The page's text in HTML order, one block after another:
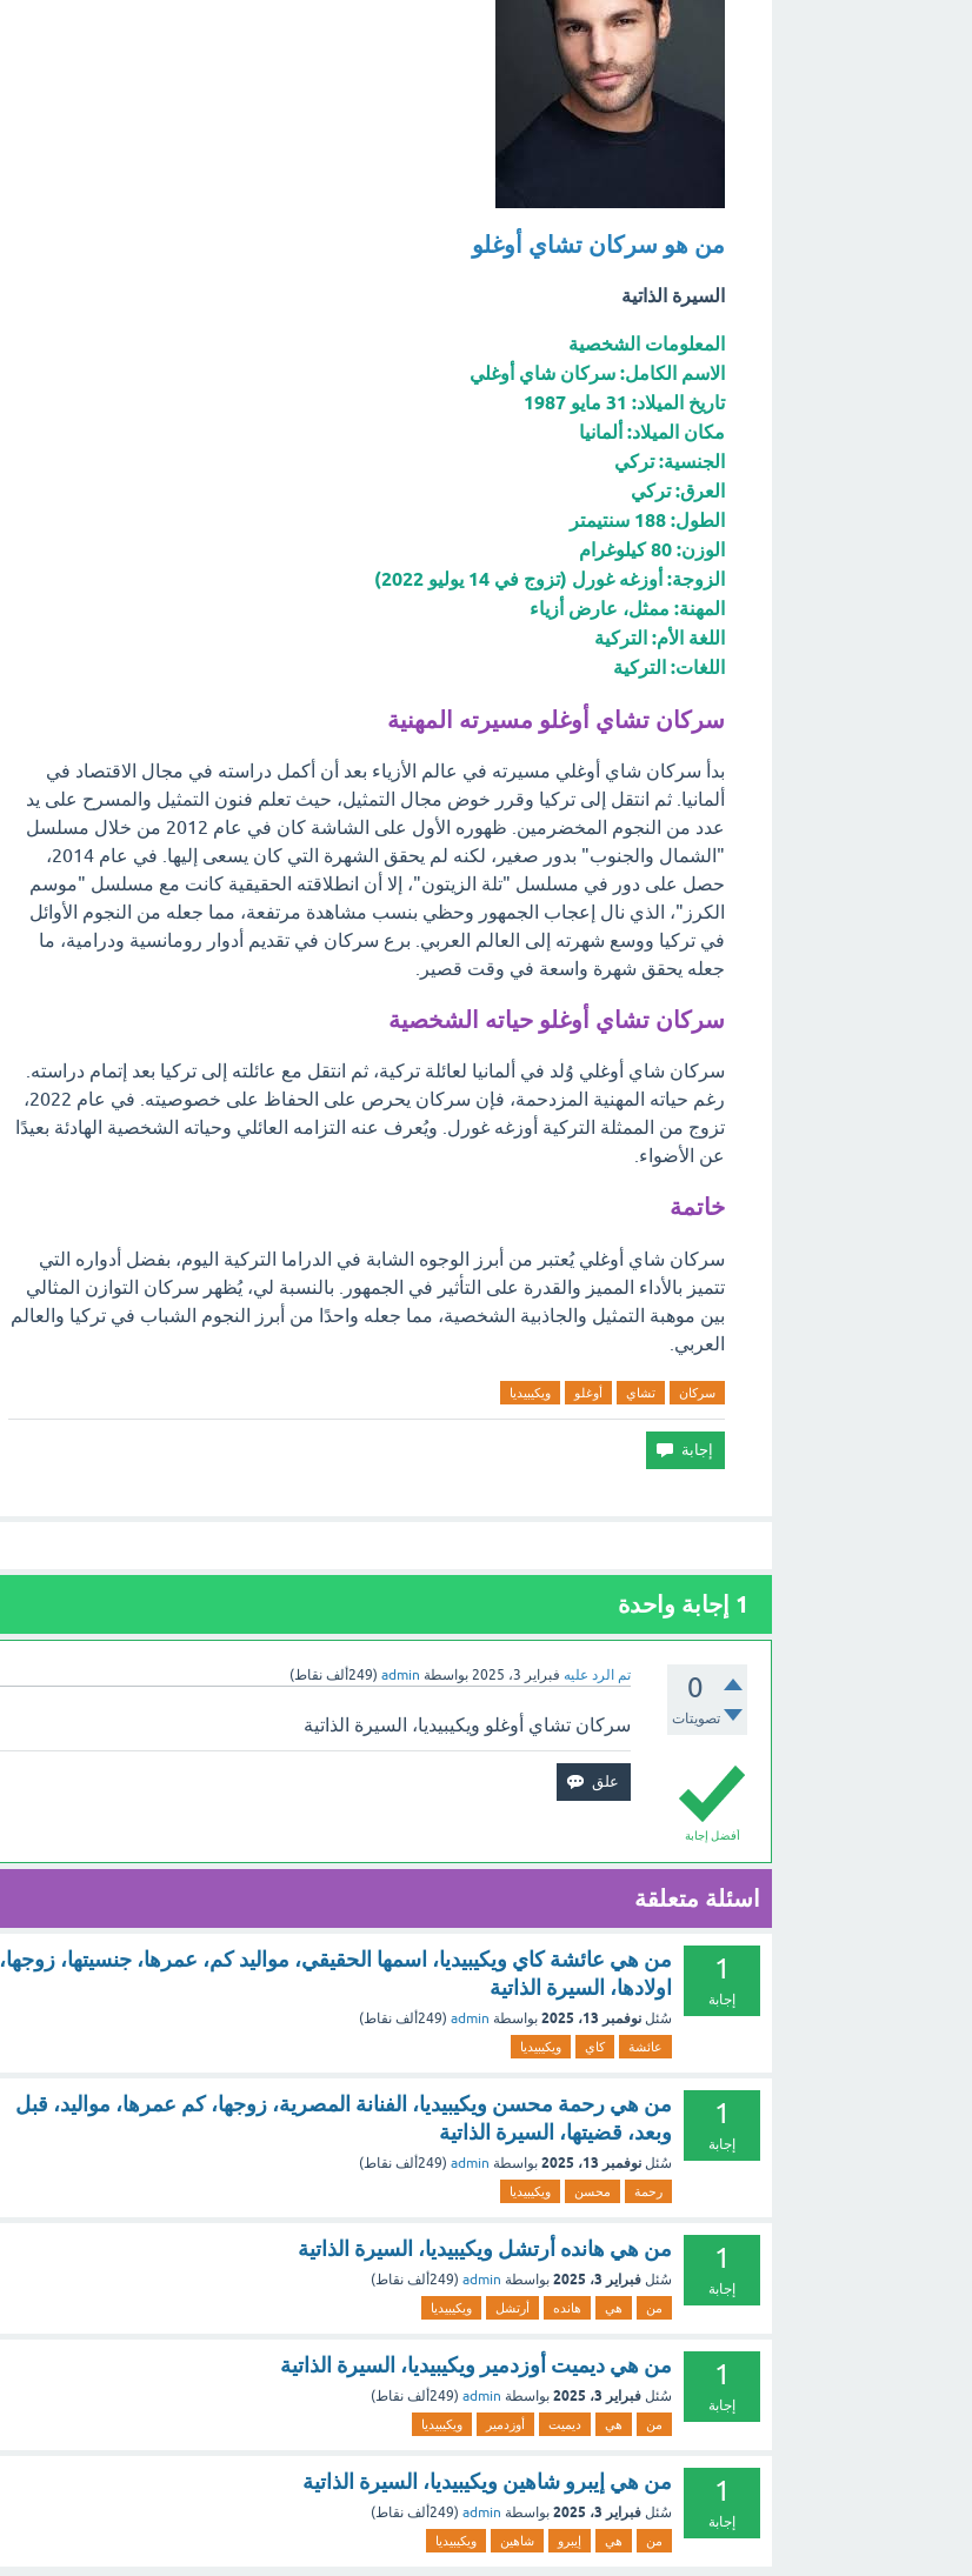
من هو سركان تشاي أوغلو
السيرة الذاتية
المعلومات الشخصية
الاسم الكامل: سركان شاي أوغلي
تاريخ الميلاد: 31 مايو 1987
مكان الميلاد: ألمانيا
الجنسية: تركي
العرق: تركي
الطول: 188 سنتيمتر
الوزن: 80 كيلوغرام
الزوجة: أوزغه غورل (تزوج في 14 يوليو 2022)
المهنة: ممثل، عارض أزياء
اللغة الأم: التركية
اللغات: التركية
سركان تشاي أوغلو مسيرته المهنية
بدأ سركان شاي أوغلي مسيرته في عالم الأزياء بعد أن أكمل دراسته في مجال الاقتصاد في
ألمانيا. ثم انتقل إلى تركيا وقرر خوض مجال التمثيل، حيث تعلم فنون التمثيل والمسرح على يد
عدد من النجوم المخضرمين. ظهوره الأول على الشاشة كان في عام 2012 من خلال مسلسل
"الشمال والجنوب" بدور صغير، لكنه لم يحقق الشهرة التي كان يسعى إليها. في عام 2014،
حصل على دور في مسلسل "تلة الزيتون"، إلا أن انطلاقته الحقيقية كانت مع مسلسل "موسم
الكرز"، الذي نال إعجاب الجمهور وحظي بنسب مشاهدة مرتفعة، مما جعله من النجوم الأوائل
في تركيا ووسع شهرته إلى العالم العربي. برع سركان في تقديم أدوار رومانسية ودرامية، ما
جعله يحقق شهرة واسعة في وقت قصير.
سركان تشاي أوغلو حياته الشخصية
سركان شاي أوغلي وُلد في ألمانيا لعائلة تركية، ثم انتقل مع عائلته إلى تركيا بعد إتمام دراسته.
رغم حياته المهنية المزدحمة، فإن سركان يحرص على الحفاظ على خصوصيته. في عام 2022،
تزوج من الممثلة التركية أوزغه غورل. ويُعرف عنه التزامه العائلي وحياته الشخصية الهادئة بعيدًا
عن الأضواء.
خاتمة
سركان شاي أوغلي يُعتبر من أبرز الوجوه الشابة في الدراما التركية اليوم، بفضل أدواره التي
تتميز بالأداء المميز والقدرة على التأثير في الجمهور. بالنسبة لي، يُظهر سركان التوازن المثالي
بين موهبة التمثيل والجاذبية الشخصية، مما جعله واحدًا من أبرز النجوم الشباب في تركيا والعالم
العربي.
سركان تشاي أوغلو ويكيبيديا
1 إجابة واحدة
0
تصويتات
تم الرد عليه فبراير 3، 2025 بواسطة admin
(249ألف نقاط)
أفضل إجابة
سركان تشاي أوغلو ويكيبيديا، السيرة الذاتية
اسئلة متعلقة
1
إجابة
من هي عائشة كاي ويكيبيديا، اسمها الحقيقي، مواليد كم، عمرها، جنسيتها، زوجها،
اولادها، السيرة الذاتية
سُئل نوفمبر 13، 2025 بواسطة admin
(249ألف نقاط)
عائشة كاي ويكيبيديا
1
إجابة
من هي رحمة محسن ويكيبيديا، الفنانة المصرية، زوجها، كم عمرها، مواليد، قبل
وبعد، قضيتها، السيرة الذاتية
سُئل نوفمبر 13، 2025 بواسطة admin
(249ألف نقاط)
رحمة محسن ويكيبيديا
1
إجابة
من هي هانده أرتشل ويكيبيديا، السيرة الذاتية
سُئل فبراير 3، 2025 بواسطة admin
(249ألف نقاط)
من هي هانده أرتشل ويكيبيديا
1
إجابة
من هي ديميت أوزدمير ويكيبيديا، السيرة الذاتية
سُئل فبراير 3، 2025 بواسطة admin
(249ألف نقاط)
من هي ديميت أوزدمير ويكيبيديا
1
إجابة
من هي إيبرو شاهين ويكيبيديا، السيرة الذاتية
سُئل فبراير 3، 2025 بواسطة admin
(249ألف نقاط)
من هي إيبرو شاهين ويكيبيديا